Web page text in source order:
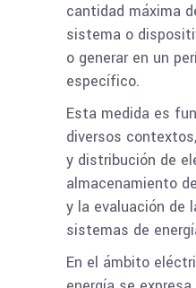
cantidad máxima
sistema o
o generar en un
específico.
Esta medida es
diversos
y distribución de
almacenamiento
y la evaluación de
sistemas de
En el ámbito